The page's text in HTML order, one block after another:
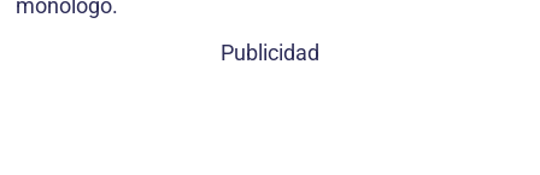
Publicidad